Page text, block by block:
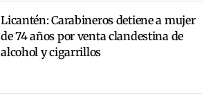
Licantén: Carabineros detiene a mujer
de 74 años por venta clandestina de
alcohol y cigarrillos